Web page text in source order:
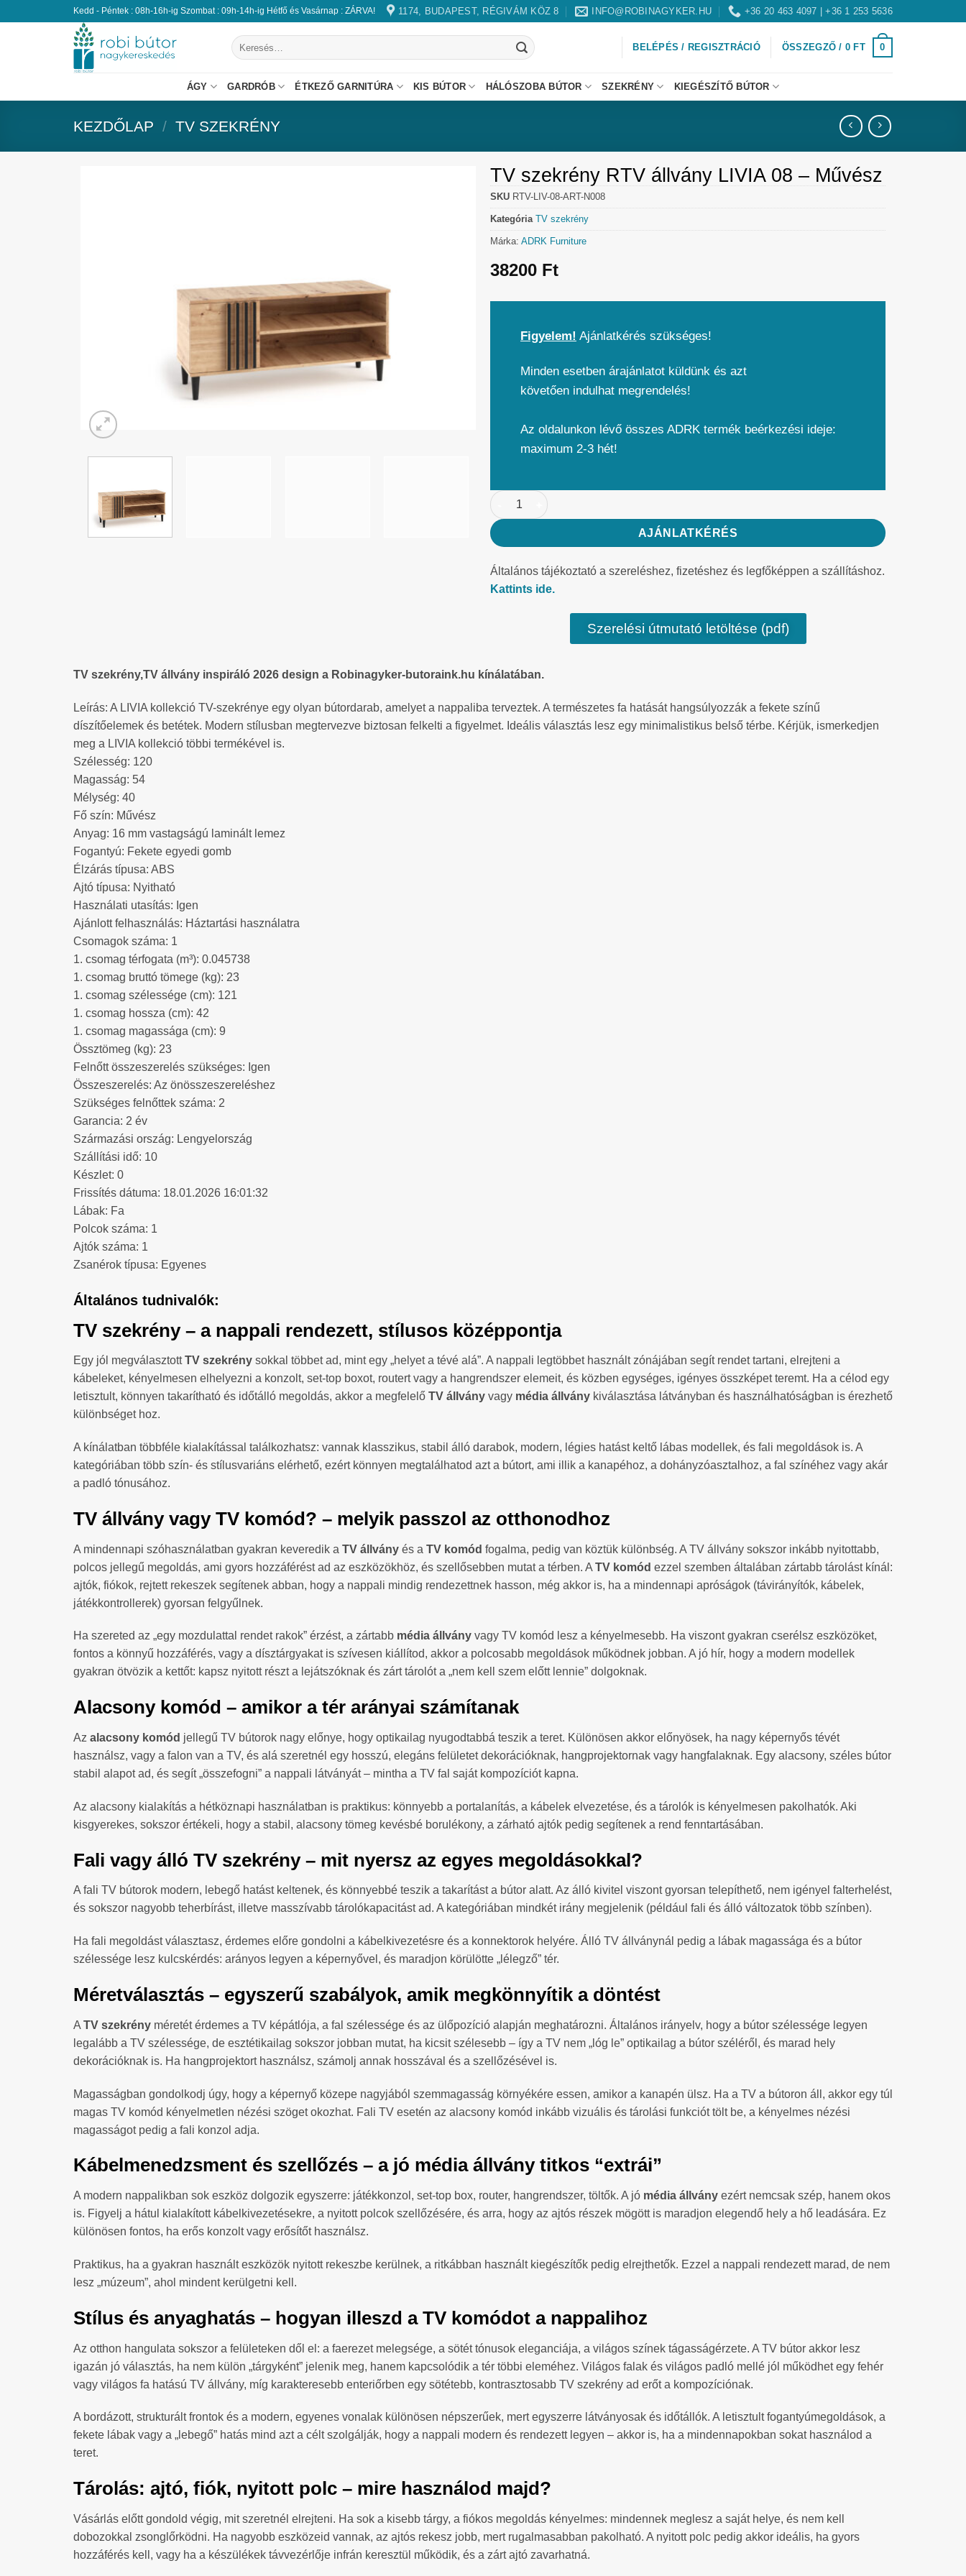
Kedd - Péntek : 08h-16h-ig Szombat : 09h-14h-ig Hétfő és Vasárnap : ZÁRVA! 1174, BUDAPEST, RÉGIVÁM KÖZ 8 INFO@ROBINAGYKER.HU +36 20 463 4097 | +36 1 253 5636
BELÉPÉS / REGISZTRÁCIÓ ÖSSZEGZŐ / 0 FT 0
ÁGY GARDRÓB ÉTKEZŐ GARNITÚRA KIS BÚTOR HÁLÓSZOBA BÚTOR SZEKRÉNY KIEGÉSZÍTŐ BÚTOR
KEZDŐLAP / TV SZEKRÉNY
TV szekrény RTV állvány LIVIA 08 – Művész
SKU RTV-LIV-08-ART-N008
Kategória TV szekrény
Márka: ADRK Furniture
38200 Ft
Figyelem! Ajánlatkérés szükséges!
Minden esetben árajánlatot küldünk és azt
követően indulhat megrendelés!
Az oldalunkon lévő összes ADRK termék beérkezési ideje:
maximum 2-3 hét!
AJÁNLATKÉRÉS
Általános tájékoztató a szereléshez, fizetéshez és legfőképpen a szállításhoz.
Kattints ide.
Szerelési útmutató letöltése (pdf)
TV szekrény,TV állvány inspiráló 2026 design a Robinagyker-butoraink.hu kínálatában.
Leírás: A LIVIA kollekció TV-szekrénye egy olyan bútordarab, amelyet a nappaliba terveztek. A természetes fa hatását hangsúlyozzák a fekete színű
díszítőelemek és betétek. Modern stílusban megtervezve biztosan felkelti a figyelmet. Ideális választás lesz egy minimalistikus belső térbe. Kérjük, ismerkedjen
meg a LIVIA kollekció többi termékével is.
Szélesség: 120
Magasság: 54
Mélység: 40
Fő szín: Művész
Anyag: 16 mm vastagságú laminált lemez
Fogantyú: Fekete egyedi gomb
Élzárás típusa: ABS
Ajtó típusa: Nyitható
Használati utasítás: Igen
Ajánlott felhasználás: Háztartási használatra
Csomagok száma: 1
1. csomag térfogata (m³): 0.045738
1. csomag bruttó tömege (kg): 23
1. csomag szélessége (cm): 121
1. csomag hossza (cm): 42
1. csomag magassága (cm): 9
Össztömeg (kg): 23
Felnőtt összeszerelés szükséges: Igen
Összeszerelés: Az önösszeszereléshez
Szükséges felnőttek száma: 2
Garancia: 2 év
Származási ország: Lengyelország
Szállítási idő: 10
Készlet: 0
Frissítés dátuma: 18.01.2026 16:01:32
Lábak: Fa
Polcok száma: 1
Ajtók száma: 1
Zsanérok típusa: Egyenes
Általános tudnivalók:
TV szekrény – a nappali rendezett, stílusos középpontja
Egy jól megválasztottTV szekrény sokkal többet ad, mint egy „helyet a tévé alá”. A nappali legtöbbet használt zónájában segít rendet tartani, elrejteni a
kábeleket, kényelmesen elhelyezni a konzolt, set-top boxot, routert vagy a hangrendszer elemeit, és közben egységes, igényes összképet teremt. Ha a célod egy
letisztult, könnyen takarítható és időtálló megoldás, akkor a megfelelő TV állvány vagy média állvány kiválasztása látványban és használhatóságban is érezhető
különbséget hoz.
A kínálatban többféle kialakítással találkozhatsz: vannak klasszikus, stabil álló darabok, modern, légies hatást keltő lábas modellek, és fali megoldások is. A
kategóriában több szín- és stílusvariáns elérhető, ezért könnyen megtalálhatod azt a bútort, ami illik a kanapéhoz, a dohányzóasztalhoz, a fal színéhez vagy akár
a padló tónusához.
TV állvány vagy TV komód? – melyik passzol az otthonodhoz
A mindennapi szóhasználatban gyakran keveredik a TV állvány és a TV komód fogalma, pedig van köztük különbség. A TV állvány sokszor inkább nyitottabb,
polcos jellegű megoldás, ami gyors hozzáférést ad az eszközökhöz, és szellősebben mutat a térben. A TV komód ezzel szemben általában zártabb tárolást kínál:
ajtók, fiókok, rejtett rekeszek segítenek abban, hogy a nappali mindig rendezettnek hasson, még akkor is, ha a mindennapi apróságok (távirányítók, kábelek,
játékkontrollerek) gyorsan felgyűlnek.
Ha szereted az „egy mozdulattal rendet rakok” érzést, a zártabb média állvány vagy TV komód lesz a kényelmesebb. Ha viszont gyakran cserélsz eszközöket,
fontos a könnyű hozzáférés, vagy a dísztárgyakat is szívesen kiállítod, akkor a polcosabb megoldások működnek jobban. A jó hír, hogy a modern modellek
gyakran ötvözik a kettőt: kapsz nyitott részt a lejátszóknak és zárt tárolót a „nem kell szem előtt lennie” dolgoknak.
Alacsony komód – amikor a tér arányai számítanak
Az alacsony komód jellegű TV bútorok nagy előnye, hogy optikailag nyugodtabbá teszik a teret. Különösen akkor előnyösek, ha nagy képernyős tévét
használsz, vagy a falon van a TV, és alá szeretnél egy hosszú, elegáns felületet dekorációknak, hangprojektornak vagy hangfalaknak. Egy alacsony, széles bútor
stabil alapot ad, és segít „összefogni” a nappali látványát – mintha a TV fal saját kompozíciót kapna.
Az alacsony kialakítás a hétköznapi használatban is praktikus: könnyebb a portalanítás, a kábelek elvezetése, és a tárolók is kényelmesen pakolhatók. Aki
kisgyerekes, sokszor értékeli, hogy a stabil, alacsony tömeg kevésbé borulékony, a zárható ajtók pedig segítenek a rend fenntartásában.
Fali vagy álló TV szekrény – mit nyersz az egyes megoldásokkal?
A fali TV bútorok modern, lebegő hatást keltenek, és könnyebbé teszik a takarítást a bútor alatt. Az álló kivitel viszont gyorsan telepíthető, nem igényel falterhelést,
és sokszor nagyobb teherbírást, illetve masszívabb tárolókapacitást ad. A kategóriában mindkét irány megjelenik (például fali és álló változatok több színben).
Ha fali megoldást választasz, érdemes előre gondolni a kábelkivezetésre és a konnektorok helyére. Álló TV állványnál pedig a lábak magassága és a bútor
szélessége lesz kulcskérdés: arányos legyen a képernyővel, és maradjon körülötte „lélegző” tér.
Méretválasztás – egyszerű szabályok, amik megkönnyítik a döntést
A TV szekrény méretét érdemes a TV képátlója, a fal szélessége és az ülőpozíció alapján meghatározni. Általános irányelv, hogy a bútor szélessége legyen
legalább a TV szélessége, de esztétikailag sokszor jobban mutat, ha kicsit szélesebb – így a TV nem „lóg le” optikailag a bútor széléről, és marad hely
dekorációknak is. Ha hangprojektort használsz, számolj annak hosszával és a szellőzésével is.
Magasságban gondolkodj úgy, hogy a képernyő közepe nagyjából szemmagasság környékére essen, amikor a kanapén ülsz. Ha a TV a bútoron áll, akkor egy túl
magas TV komód kényelmetlen nézési szöget okozhat. Fali TV esetén az alacsony komód inkább vizuális és tárolási funkciót tölt be, a kényelmes nézési
magasságot pedig a fali konzol adja.
Kábelmenedzsment és szellőzés – a jó média állvány titkos “extrái”
A modern nappalikban sok eszköz dolgozik egyszerre: játékkonzol, set-top box, router, hangrendszer, töltők. A jó média állvány ezért nemcsak szép, hanem okos
is. Figyelj a hátul kialakított kábelkivezetésekre, a nyitott polcok szellőzésére, és arra, hogy az ajtós részek mögött is maradjon elegendő hely a hő leadására. Ez
különösen fontos, ha erős konzolt vagy erősítőt használsz.
Praktikus, ha a gyakran használt eszközök nyitott rekeszbe kerülnek, a ritkábban használt kiegészítők pedig elrejthetők. Ezzel a nappali rendezett marad, de nem
lesz „múzeum”, ahol mindent kerülgetni kell.
Stílus és anyaghatás – hogyan illeszd a TV komódot a nappalihoz
Az otthon hangulata sokszor a felületeken dől el: a faerezet melegsége, a sötét tónusok eleganciája, a világos színek tágasságérzete. A TV bútor akkor lesz
igazán jó választás, ha nem külön „tárgyként” jelenik meg, hanem kapcsolódik a tér többi eleméhez. Világos falak és világos padló mellé jól működhet egy fehér
vagy világos fa hatású TV állvány, míg karakteresebb enteriőrben egy sötétebb, kontrasztosabb TV szekrény ad erőt a kompozíciónak.
A bordázott, strukturált frontok és a modern, egyenes vonalak különösen népszerűek, mert egyszerre látványosak és időtállók. A letisztult fogantyúmegoldások, a
fekete lábak vagy a „lebegő” hatás mind azt a célt szolgálják, hogy a nappali modern és rendezett legyen – akkor is, ha a mindennapokban sokat használod a
teret.
Tárolás: ajtó, fiók, nyitott polc – mire használod majd?
Vásárlás előtt gondold végig, mit szeretnél elrejteni. Ha sok a kisebb tárgy, a fiókos megoldás kényelmes: mindennek meglesz a saját helye, és nem kell
dobozokkal zsonglőrködni. Ha nagyobb eszközeid vannak, az ajtós rekesz jobb, mert rugalmasabban pakolható. A nyitott polc pedig akkor ideális, ha gyors
hozzáférés kell, vagy ha a készülékek távvezérlője infrán keresztül működik, és a zárt ajtó zavarhatná.